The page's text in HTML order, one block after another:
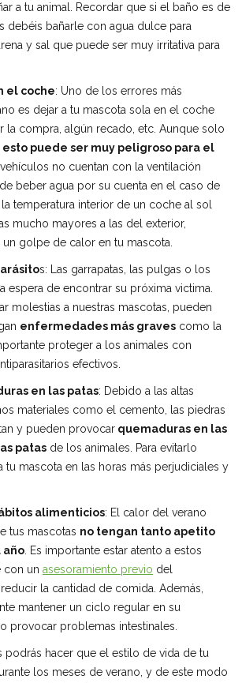
a tu animal. Recordar que si el baño es de
debéis bañarle con agua dulce para
y sal que puede ser muy irritativa para
el coche: Uno de los errores más
es dejar a tu mascota sola en el coche
la compra, algún recado, etc. Aunque solo
esto puede ser muy peligroso para el
no cuentan con la ventilación
beber agua por su cuenta en el caso de
temperatura interior de un coche al sol
mucho mayores a las del exterior,
golpe de calor en tu mascota.
s: Las garrapatas, las pulgas o los
espera de encontrar su próxima victima.
molestias a nuestras mascotas, pueden
enfermedades más graves como la
proteger a los animales con
efectivos.
en las patas: Debido a las altas
materiales como el cemento, las piedras
y pueden provocar quemaduras en las
patas de los animales. Para evitarlo
tu mascota en las horas más perjudiciales y
alimenticios: El calor del verano
tus mascotas no tengan tanto apetito
año. Es importante estar atento a estos
con un asesoramiento previo del
la cantidad de comida. Además,
mantener un ciclo regular en su
provocar problemas intestinales.
podrás hacer que el estilo de vida de tu
los meses de verano, y de este modo